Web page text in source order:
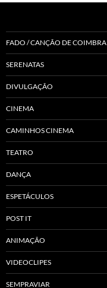
FADO / CANÇÃO DE COIMBRA
SERENATAS
DIVULGAÇÃO
CINEMA
CAMINHOS CINEMA
TEATRO
DANÇA
ESPETÁCULOS
POST IT
ANIMAÇÃO
VIDEOCLIPES
SEMPRAVIAR